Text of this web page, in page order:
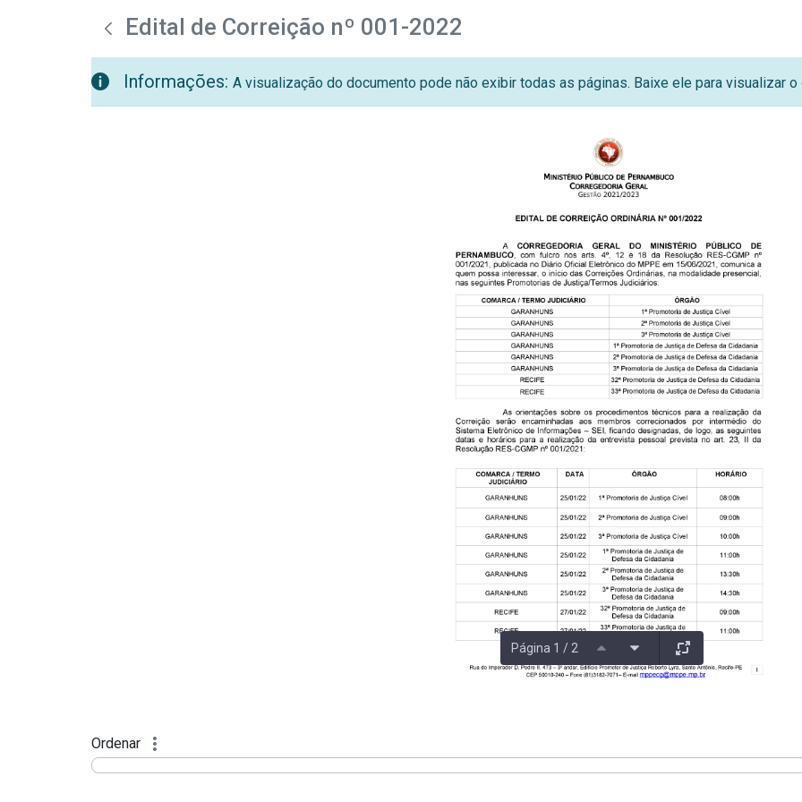
Pular para o Conteúdo principal
teste descricaoEdital de Correição nº 001-2022
Informações: A visualização do documento pode não exibir todas as páginas. Baixe ele para visualizar
Página 1 / 2
Ordenar